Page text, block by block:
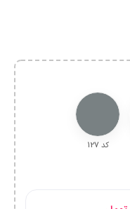
کد 127